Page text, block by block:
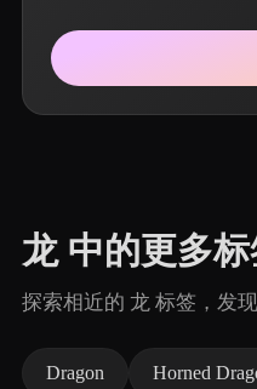
龙 中的更多
探索相近的 龙 标签，发
Dragon Horned